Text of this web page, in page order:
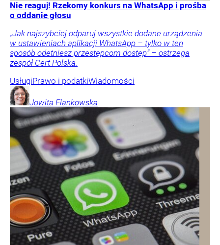
Nie reaguj! Rzekomy konkurs na WhatsApp i prośba
o oddanie głosu
„Jak najszybciej odparuj wszystkie dodane urządzenia
w ustawieniach aplikacji WhatsApp – tylko w ten
sposób odetniesz przestępcom dostęp” – ostrzega
zespół Cert Polska.
UsługiPrawo i podatkiWiadomości
Jowita Flankowska